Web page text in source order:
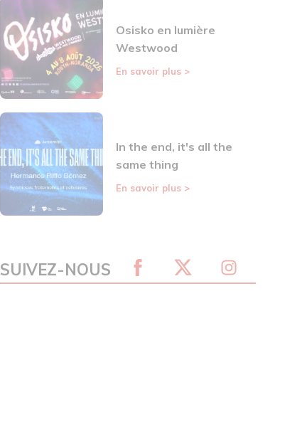
Osisko en lumière
Westwood
En savoir plus >
In the end, it's all the
same thing
En savoir plus >
SUIVEZ-NOUS